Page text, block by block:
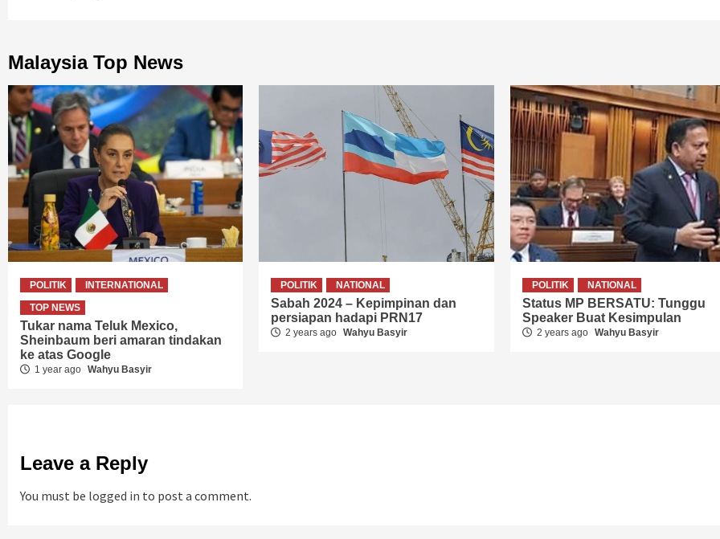
Malaysia Top News
POLITIK
INTERNATIONAL
TOP NEWS
Tukar nama Teluk Mexico,
Sheinbaum beri amaran tindakan
ke atas Google
1 year ago Wahyu Basyir
POLITIK NATIONAL
Sabah 2024 – Kepimpinan dan
persiapan hadapi PRN17
2 years ago Wahyu Basyir
POLITIK NATIONAL
Status MP BERSATU: Tunggu
Speaker Buat Kesimpulan
2 years ago Wahyu Basyir
Leave a Reply
You must be logged in to post a comment.